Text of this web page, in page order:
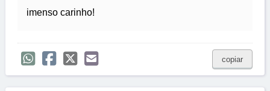
imenso carinho!
copiar